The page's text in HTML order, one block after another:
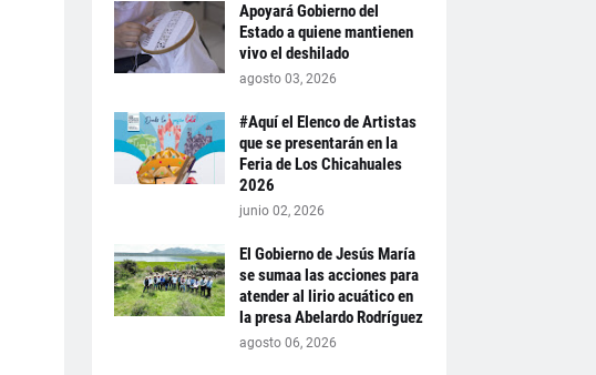
Apoyará Gobierno del
Estado a quiene mantienen
vivo el deshilado
agosto 03, 2026
#Aquí el Elenco de Artistas
que se presentarán en la
Feria de Los Chicahuales
2026
junio 02, 2026
El Gobierno de Jesús María
se sumaa las acciones para
atender al lirio acuático en
la presa Abelardo Rodríguez
agosto 06, 2026